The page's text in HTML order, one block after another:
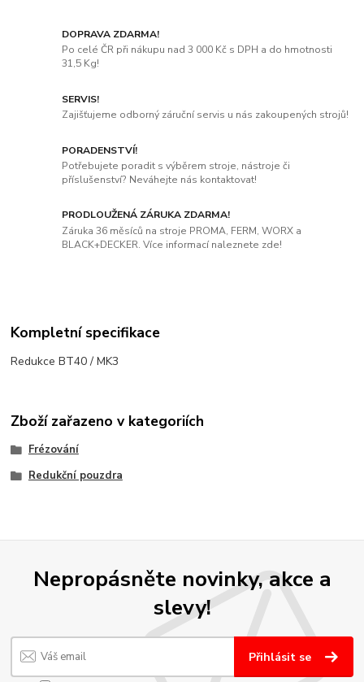
DOPRAVA ZDARMA!
Po celé ČR při nákupu nad 3 000 Kč s DPH a do hmotnosti
31,5 Kg!
SERVIS!
Zajišťujeme odborný záruční servis u nás zakoupených strojů!
PORADENSTVÍ!
Potřebujete poradit s výběrem stroje, nástroje či
příslušenství? Neváhejte nás kontaktovat!
PRODLOUŽENÁ ZÁRUKA ZDARMA!
Záruka 36 měsíců na stroje PROMA, FERM, WORX a
BLACK+DECKER. Více informací naleznete zde!
Kompletní specifikace
Redukce BT40 / MK3
Zboží zařazeno v kategoriích
Frézování
Redukční pouzdra
Nepropásněte novinky, akce a
slevy!
Přihlásit se